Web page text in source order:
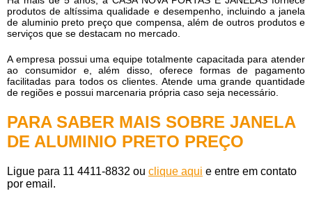
produtos de altíssima qualidade e desempenho, incluindo a janela
de aluminio preto preçoque compensa, além de outros produtos e
serviços que se destacam no mercado.
A empresa possui uma equipe totalmente capacitada para atender
ao consumidor e, além disso, oferece formas de pagamento
facilitadas para todos os clientes. Atende uma grande quantidade
de regiões e possui marcenaria própria caso seja necessário.
PARA SABER MAIS SOBRE JANELA
DE ALUMINIO PRETO PREÇO
Ligue para 11 4411-8832 ou clique aqui e entre em contato
por email.